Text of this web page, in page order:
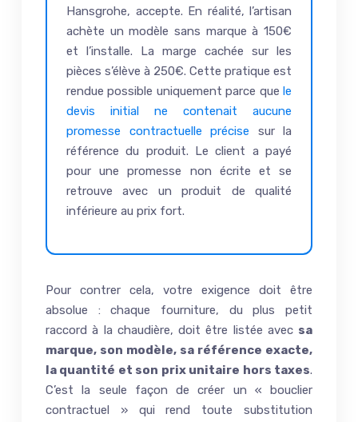
Hansgrohe, accepte. En réalité, l’artisan
achète un modèle sans marque à 150€
et l’installe. La marge cachée sur les
pièces s’élève à 250€. Cette pratique est
rendue possible uniquement parce que le
devis initial ne contenait aucune
promesse contractuelle précise sur la
référence du produit. Le client a payé
pour une promesse non écrite et se
retrouve avec un produit de qualité
inférieure au prix fort.
Pour contrer cela, votre exigence doit être
absolue : chaque fourniture, du plus petit
raccord à la chaudière, doit être listée avec sa
marque, son modèle, sa référence exacte,
la quantité et son prix unitaire hors taxes.
C’est la seule façon de créer un « bouclier
contractuel » qui rend toute substitution